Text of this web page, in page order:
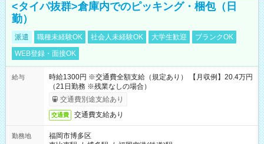
<タイパ抜群>倉庫内でのピッキング・梱包（日
勤）
派遣 職種未経験OK 社会人未経験OK 大学生歓迎
ブランクOK
WEB登録・面接OK
給与
時給1300円 ※交通費全額支給（規定あり） 【月収例】20.4万円
（21日勤務 ※残業なしの場合）
交通費別途支給あり
交通費 交通費支給あり
勤務地
福岡市博多区